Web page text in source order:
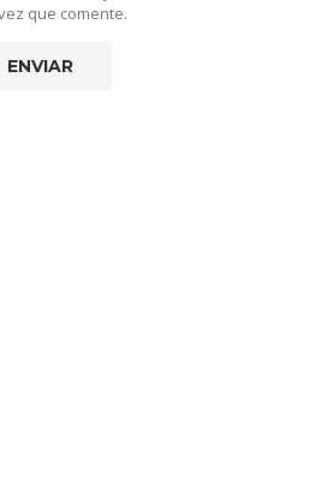
que comente.